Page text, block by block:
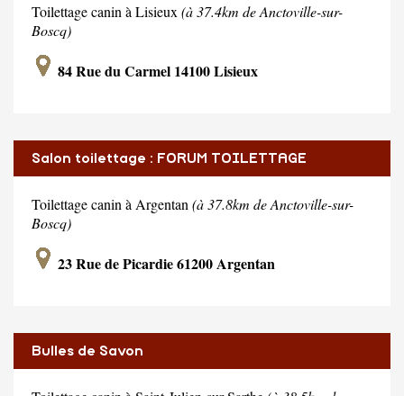
Toilettage canin à Lisieux (à 37.4km de Anctoville-sur-
Boscq)
84 Rue du Carmel 14100 Lisieux
Salon toilettage : FORUM TOILETTAGE
Toilettage canin à Argentan (à 37.8km de Anctoville-sur-
Boscq)
23 Rue de Picardie 61200 Argentan
Bulles de Savon